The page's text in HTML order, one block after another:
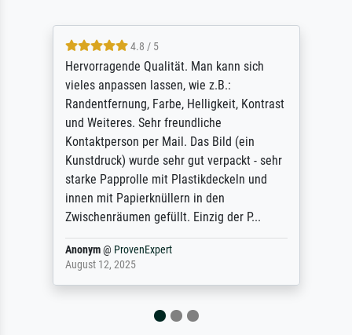
4.8 / 5
So, I ordered a large print of The
Annunciation by Fra Angelico from a very
large and popular American "art/poster"
site advertising giclee print quality. The
quality for a large print was atrocious. They
refunded me when I sent pictures of the
blurry print vs. a Wikipedia commons
representation. They stated they couldn't
do ...
Anonym@ ProvenExpert
December 4, 2025